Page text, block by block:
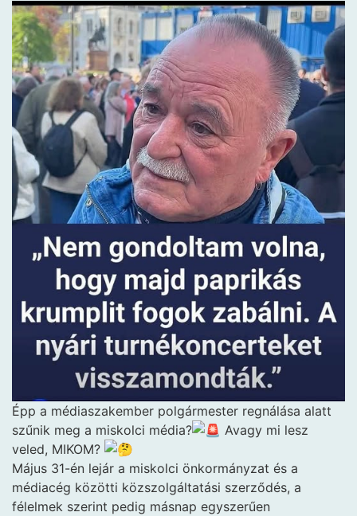
Épp a médiaszakember polgármester regnálása alatt
szűnik meg a miskolci média?
Avagy mi lesz
veled, MIKOM?
Május 31-én lejár a miskolci önkormányzat és a
médiacég közötti közszolgáltatási szerződés, a
félelmek szerint pedig másnap egyszerűen